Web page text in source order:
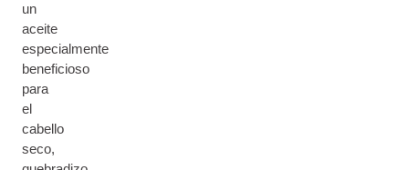
un
aceite
especialmente
beneficioso
para
el
cabello
seco,